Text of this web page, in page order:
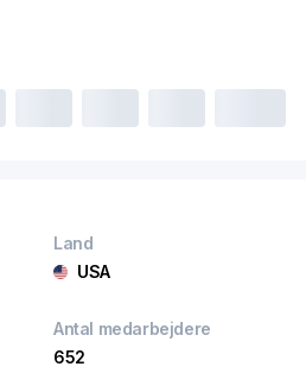
Land
USA
Antal medarbejdere
652